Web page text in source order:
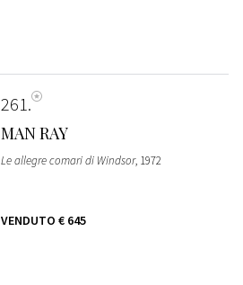
261
MAN RAY
Le allegre comari di Windsor, 1972
VENDUTO € 645